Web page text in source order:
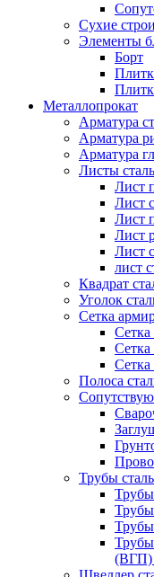
Сухие
Элементы
Борт
Металлопрокат
Арматура
Арматура
Арматура
Листы
Лист
Лист
Лист
Лист
Лист
лист
Квадрат
Уголок
Сетка
Сетка
Сетка
Сетка
Полоса
Трубы
Трубы
Трубы
(ВГП)